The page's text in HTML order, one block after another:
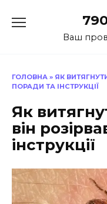
до
Ваш
ГОЛОВНА » ЯК
ПОРАДИ ТА ІНСТРУКЦІЇ
Як
він
інструкції